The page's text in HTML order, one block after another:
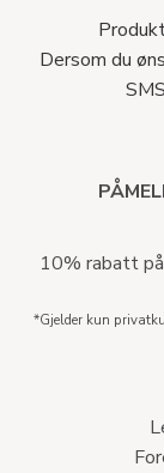
Dersom du
10% rabatt
*Gjelder kun